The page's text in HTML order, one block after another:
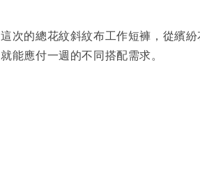
這次的總花紋斜紋布工作短褲，從繽
就能應付一週的不同搭配需求。